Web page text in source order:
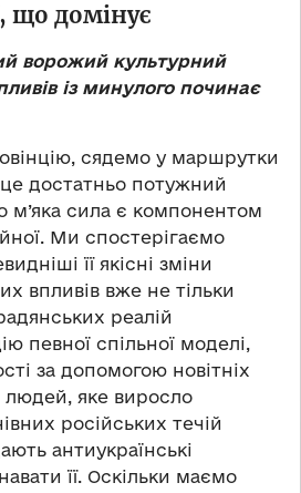
що домінує
ворожий культурний
із минулого починає
сядемо у маршрутки
достатньо потужний
м’яка сила є компонентом
Ми спостерігаємо
її якісні зміни
впливів вже не тільки
реалій
певної спільної моделі,
за допомогою новітніх
людей, яке виросло
російських течій
антиукраїнські
її. Оскільки маємо